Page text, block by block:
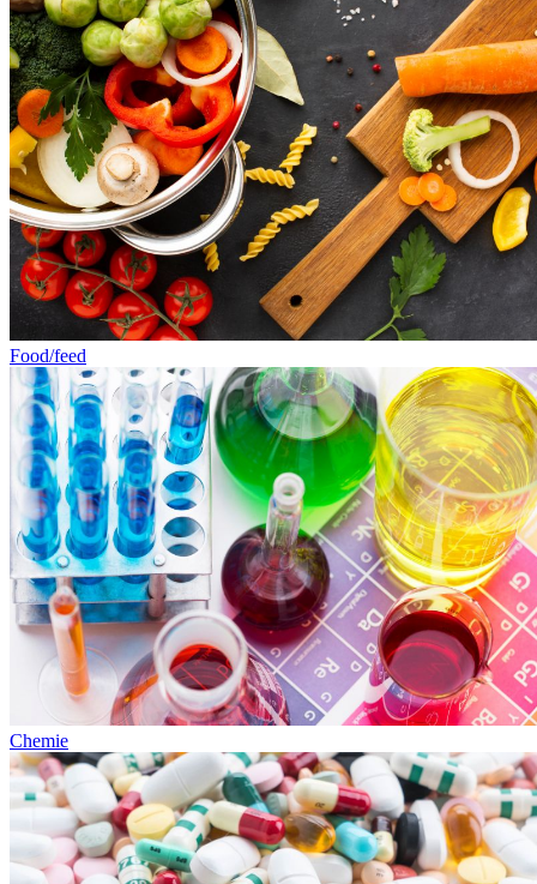
Food/feed
Chemie